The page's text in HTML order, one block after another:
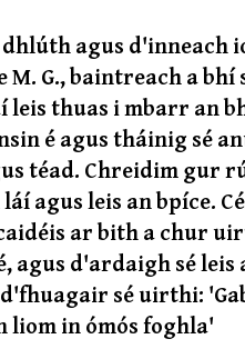
dhlúth agus d'inneach
G., baintreach a bhí
thuas i mbarr an
é agus tháinig sé
téad. Chreidim gur
agus leis an bpíce.
ar bith a chur
agus d'ardaigh sé
sé uirthi:
liom in ómós foghla'